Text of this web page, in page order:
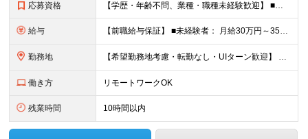
応募資格 【学歴・年齢不問、業種・職種未経験歓迎】 ■何らかの社会人経験がある方（3年以上） ※前職のご経験やITエンジニア経験を活かして コンサルタントやPMOなどに挑戦したい方歓迎！ ★入社前面談・アンケ
給与 【前職給与保証】 ■未経験者： 月給30万円～35万円 ■ローキャリア（経験目安1年程度）： 月給35万円～40万円 ■経験者（経験目安3年以上）： 月給40万円～60万円 ■即戦力（経験目安5年以上
勤務地 【希望勤務地考慮・転勤なし・UIターン歓迎】 本社（東京都新宿区大京町）および首都圏の勤務先 ★リモートワーク応相談 ★上京を希望する地方在住者の方も大歓迎！ ★横浜に営業拠点開設 神奈川県内や神
働き方 リモートワークOK
残業時間 10時間以内